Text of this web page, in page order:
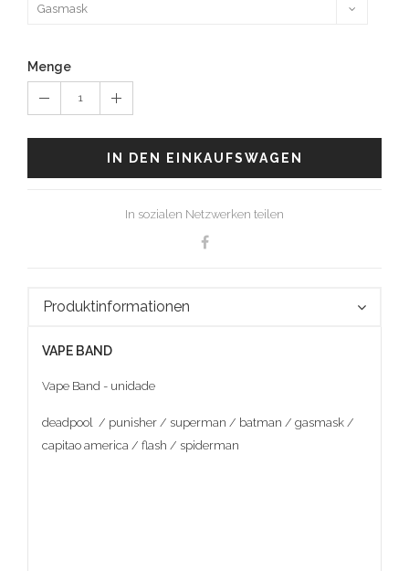
Menge
1
IN DEN EINKAUFSWAGEN
In sozialen Netzwerken teilen
Produktinformationen
VAPE BAND
Vape Band - unidade
deadpool / punisher / superman / batman / gasmask /
capitao america / flash / spiderman